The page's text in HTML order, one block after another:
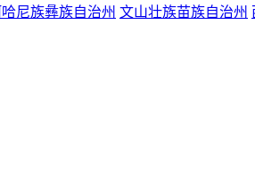
尼族彝族自治州 文山壮族苗族自治州